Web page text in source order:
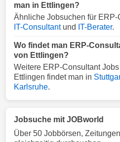
man in Ettlingen?
Ähnliche Jobsuchen für ERP-
IT-Consultantund IT-Berater.
Wo findet man ERP-
von Ettlingen?
Weitere ERP-Consultant
Ettlingen findet man in
Karlsruhe.
Jobsuche mit JOBworld
Über 50 Jobbörsen,